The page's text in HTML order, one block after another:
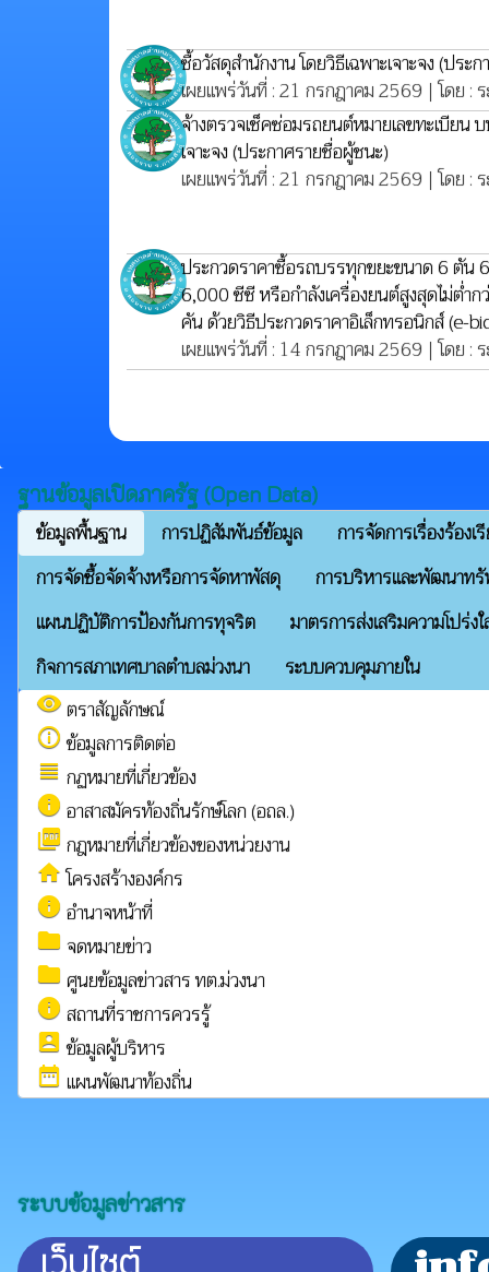
ซื้อวัสดุสำนักงาน โดยวิธีเฉพาะเจาะจง (ประ
เผยแพร่วันที่ : 21 กรกฎาคม 2569 | โดย :
จ้างตรวจเช็คซ่อมรถยนต์หมายเลขทะเบียน
เจาะจง (ประกาศรายชื่อผู้ชนะ)
เผยแพร่วันที่ : 21 กรกฎาคม 2569 | โดย :
ประกวดราคาซื้อรถบรรทุกขยะขนาด 6 ตัน
6,000 ซีซี หรือกำลังเครื่องยนต์สูงสุดไม่ต่ำ
คัน ด้วยวิธีประกวดราคาอิเล็กทรอนิกส์ (e-
เผยแพร่วันที่ : 14 กรกฎาคม 2569 | โดย :
ฐานข้อมูลเปิดภาครัฐ (Open Data)
ข้อมูลพื้นฐาน การปฏิสัมพันธ์ข้อมูล
การจัดการเรื่องร้อง
การจัดซื้อจัดจ้างหรือการจัดหาพัสดุ
การบริหารและพัฒนาท
แผนปฏิบัติการป้องกันการทุจริต
มาตรการส่งเสริมความโปร่
กิจการสภาเทศบาลตำบลม่วงนา
ระบบควบคุมภายใน
visibility ตราสัญลักษณ์
info_outline ข้อมูลการติดต่อ
view_headline กฏหมายที่เกี่ยวข้อง
info อาสาสมัครท้องถิ่นรักษ์โลก (อถล.)
picture_as_pdf กฎหมายที่เกี่ยวข้องของหน่วยงาน
home โครงสร้างองค์กร
info อำนาจหน้าที่
folder จดหมายข่าว
folder ศูนยข้อมูลข่าวสาร ทต.ม่วงนา
info สถานที่ราชการควรรู้
account_box ข้อมูลผู้บริหาร
date_range แผนพัฒนาท้องถิ่น
ระบบข้อมูลข่าวสาร